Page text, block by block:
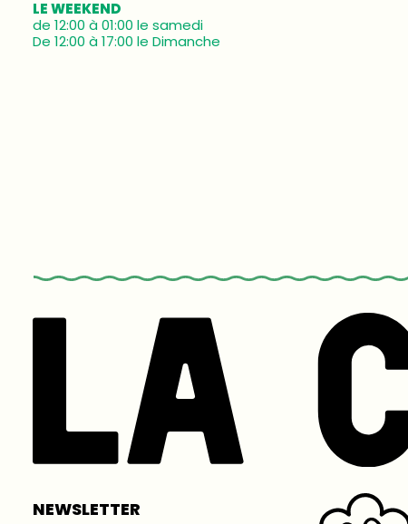
LE WEEKEND
de 12:00 à 01:00 le samedi
De 12:00 à 17:00 le Dimanche
NEWSLETTER